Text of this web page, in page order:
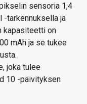
sensoria 1,4
-tarkennuksella ja
kapasiteetti on
mAh ja se tukee
joka tulee
10 -päivityksen